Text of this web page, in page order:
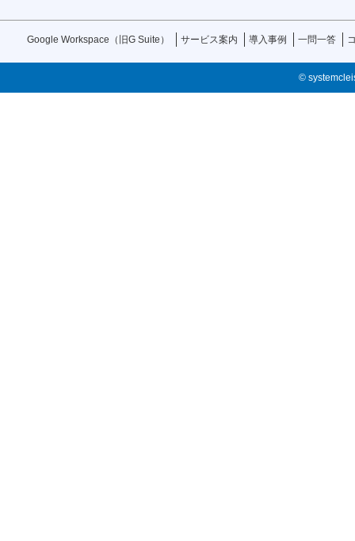
Google Workspace（旧G Suite） サービス案内 導入事例 一問一答
©